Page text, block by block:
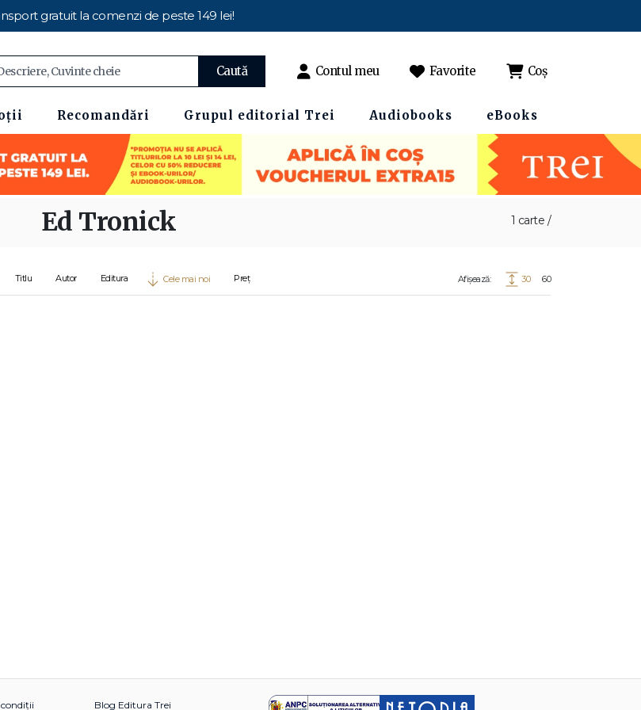
gratuit la comenzi de peste 149 lei!
Caută Contul meu Favorite Coș
Recomandări Grupul editorial Trei Audiobooks eBooks
1 carte /
Ed Tronick
Titlu Autor Editura Cele mai noi Preț Afișează: 30 60
Blog Editura Trei